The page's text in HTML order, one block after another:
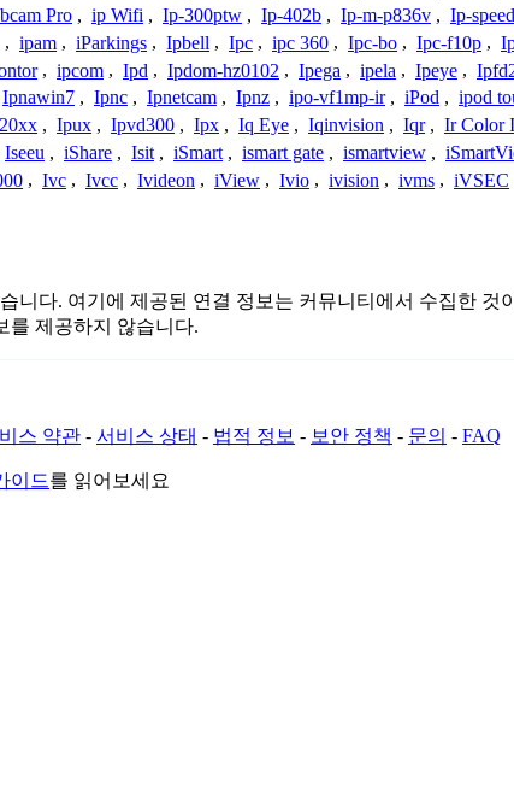
Pro , ip Wifi , Ip-300ptw , Ip-402b , Ip-m-p836v , Ip-
, ipam , iParkings , Ipbell , Ipc , ipc 360 , Ipc-bo , Ipc-f10p ,
, ipcom , Ipd , Ipdom-hz0102 , Ipega , ipela , Ipeye ,
Ipnawin7 , Ipnc , Ipnetcam , Ipnz , ipo-vf1mp-ir , iPod , ipod
, Ipux , Ipvd300 , Ipx , Iq Eye , Iqinvision , Iqr , Ir Color
Iseeu , iShare , Isit , iSmart , ismart gate , ismartview ,
, Ivc , Ivcc , Ivideon , iView , Ivio , ivision , ivms , iVSEC
니다. 여기에 제공된 연결 정보는 커뮤니티에서 수집한
를 제공하지 않습니다.
스 약관 - 서비스 상태 - 법적 정보 - 보안 정책 - 문의 - FAQ
이드를 읽어보세요